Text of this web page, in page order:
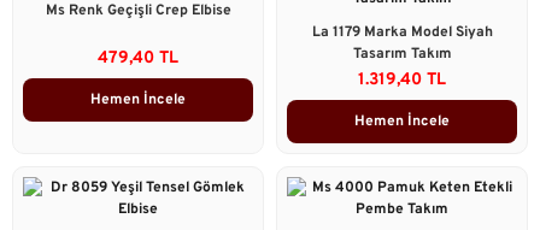
Ms Renk Geçişli Crep Elbise
479,40 TL
Hemen İncele
La 1179 Marka Model Siyah
Tasarım Takım
1.319,40 TL
Hemen İncele
Bizi Takip Edin!
Kredi kartı bilgileriniz 256bit SSL sertifikası ile korunmaktadır.